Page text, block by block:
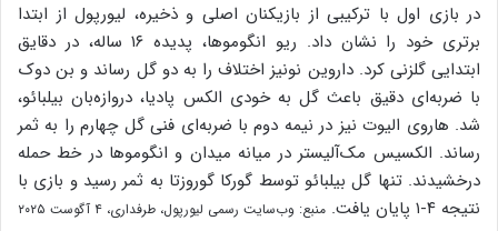
در بازی اول با ترکیبی از بازیکنان اصلی و ذخیره، لیورپول از ابتدا
برتری خود را نشان داد. ریو انگوموها، پدیده ۱۶ ساله، در دقایق
ابتدایی گلزنی کرد. داروین نونیز اختلاف را به دو گل رساند و بن دوک
با ضربه‌ای دقیق باعث گل به خودی الکس پادیا، دروازه‌بان بیلبائو،
شد. هاروی الیوت نیز در نیمه دوم با ضربه‌ای فنی گل چهارم را به ثمر
رساند. الکسیس مک‌آلیستر در میانه میدان و انگوموها در خط حمله
درخشیدند. تنها گل بیلبائو توسط گورکا گوروزتا به ثمر رسید و بازی با
نتیجه ۴-۱ پایان یافت.
منبع: وب‌سایت رسمی لیورپول، طرفداری، ۴ آگوست ۲۰۲۵